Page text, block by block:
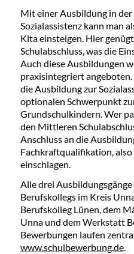
Mit einer Ausbildung in
Sozialassistenz kann man
Kita einsteigen. Hier
Schulabschluss, was die
Auch diese Ausbildungen
praxisintegriert
die Ausbildung zur
optionalen Schwerpunkt
Grundschulkindern. Wer
den Mittleren
Anschluss an die
Fachkraftqualifikation,
einschlagen.
Alle drei
Berufskollegs im Kreis
Berufskolleg Lünen, dem
Unna und dem Werkstatt
Bewerbungen laufen
www.schulbewerbung.de.